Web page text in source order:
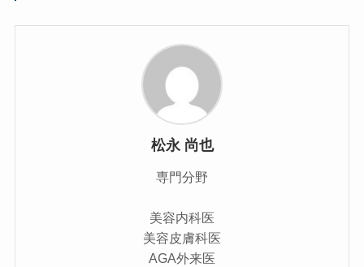
松永 尚也
専門分野
美容内科医
美容皮膚科医
AGA外来医